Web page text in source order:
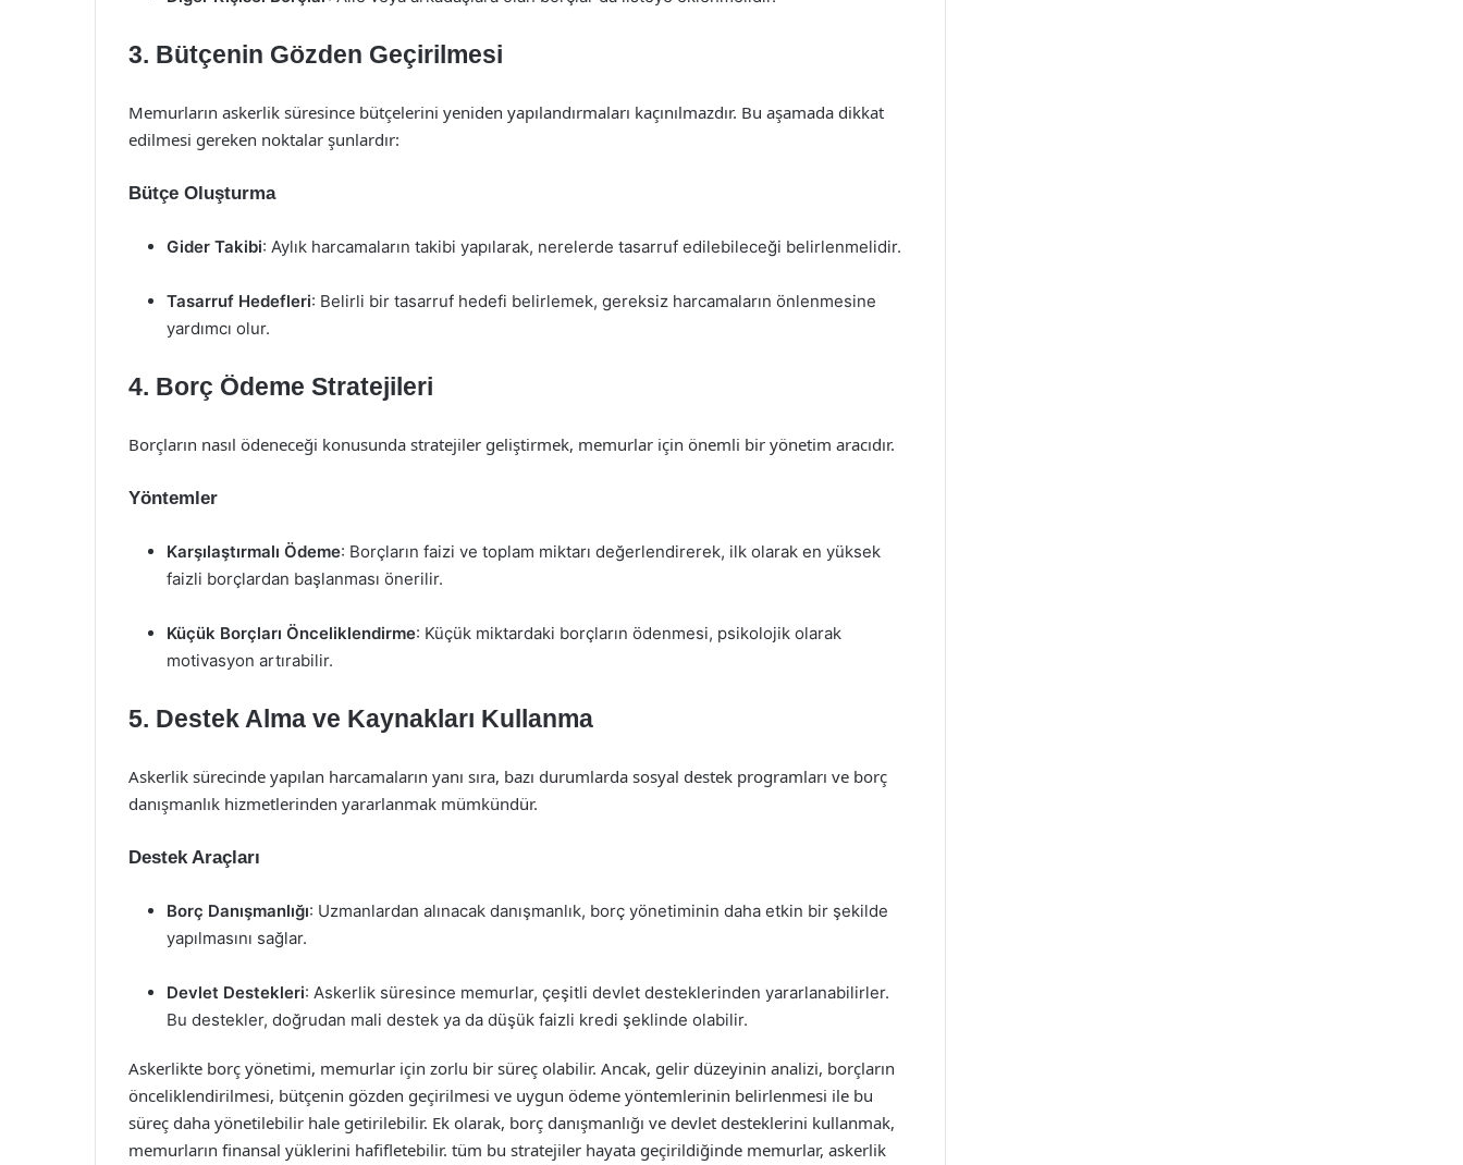
3. Bütçenin Gözden Geçirilmesi
Memurların askerlik süresince bütçelerini yeniden yapılandırmaları kaçınılmazdır. Bu aşamada dikkat
edilmesi gereken noktalar şunlardır:
Bütçe Oluşturma
Gider Takibi: Aylık harcamaların takibi yapılarak, nerelerde tasarruf edilebileceği belirlenmelidir.
Tasarruf Hedefleri: Belirli bir tasarruf hedefi belirlemek, gereksiz harcamaların önlenmesine
yardımcı olur.
4. Borç Ödeme Stratejileri
Borçların nasıl ödeneceği konusunda stratejiler geliştirmek, memurlar için önemli bir yönetim aracıdır.
Yöntemler
Karşılaştırmalı Ödeme: Borçların faizi ve toplam miktarı değerlendirerek, ilk olarak en yüksek
faizli borçlardan başlanması önerilir.
Küçük Borçları Önceliklendirme: Küçük miktardaki borçların ödenmesi, psikolojik olarak
motivasyon artırabilir.
5. Destek Alma ve Kaynakları Kullanma
Askerlik sürecinde yapılan harcamaların yanı sıra, bazı durumlarda sosyal destek programları ve borç
danışmanlık hizmetlerinden yararlanmak mümkündür.
Destek Araçları
Borç Danışmanlığı: Uzmanlardan alınacak danışmanlık, borç yönetiminin daha etkin bir şekilde
yapılmasını sağlar.
Devlet Destekleri: Askerlik süresince memurlar, çeşitli devlet desteklerinden yararlanabilirler.
Bu destekler, doğrudan mali destek ya da düşük faizli kredi şeklinde olabilir.
Askerlikte borç yönetimi, memurlar için zorlu bir süreç olabilir. Ancak, gelir düzeyinin analizi, borçların
önceliklendirilmesi, bütçenin gözden geçirilmesi ve uygun ödeme yöntemlerinin belirlenmesi ile bu
süreç daha yönetilebilir hale getirilebilir. Ek olarak, borç danışmanlığı ve devlet desteklerini kullanmak,
memurların finansal yüklerini hafifletebilir. tüm bu stratejiler hayata geçirildiğinde memurlar, askerlik